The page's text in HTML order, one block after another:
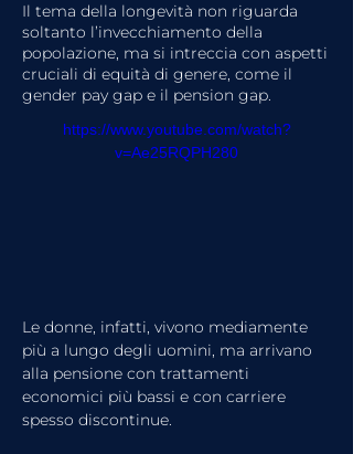
Il tema della longevità non riguarda
soltanto l’invecchiamento della
popolazione, ma si intreccia con aspetti
cruciali di equità di genere, come il
gender pay gap e il pension gap.
https://www.youtube.com/watch?
v=Ae25RQPH280
Le donne, infatti, vivono mediamente
più a lungo degli uomini, ma arrivano
alla pensione con trattamenti
economici più bassi e con carriere
spesso discontinue.